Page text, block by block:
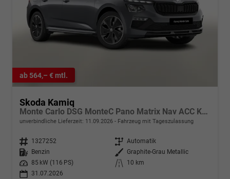
ab 564,– € mtl.
Skoda Kamiq
Monte Carlo DSG MonteC Pano Matrix Nav ACC Kam Kessy
unverbindliche Lieferzeit: 11.09.2026 Fahrzeug mit Tageszulassung
Fahrzeugnr. 1327252 Getriebe Automatik
Kraftstoff
Benzin Außenfarbe
Graphite-Grau Metallic
Leistung
85 kW (116 PS) Kilometerstand
10 km
31.07.2026